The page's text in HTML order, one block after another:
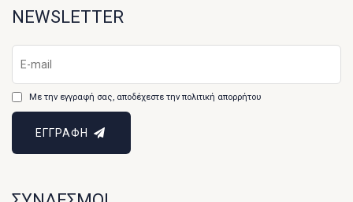
NEWSLETTER
Με την εγγραφή σας, αποδέχεστε την πολιτική απορρήτου
ΕΓΓΡΑΦΗ